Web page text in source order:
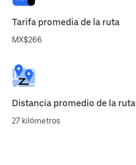
Tarifa promedia de la ruta
MX$266
Distancia promedio de la ruta
27 kilómetros